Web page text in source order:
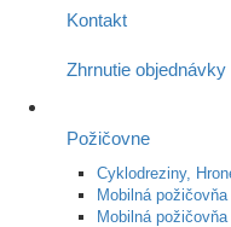
Kontakt
Zhrnutie objednávky
Požičovne
Cyklodreziny,
Mobilná požičovňa
Mobilná